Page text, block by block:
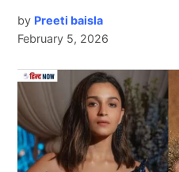
Mrunal Thakur
दरअसल, बीते दिन रविवार को
by Preeti baisla
February 5, 2026